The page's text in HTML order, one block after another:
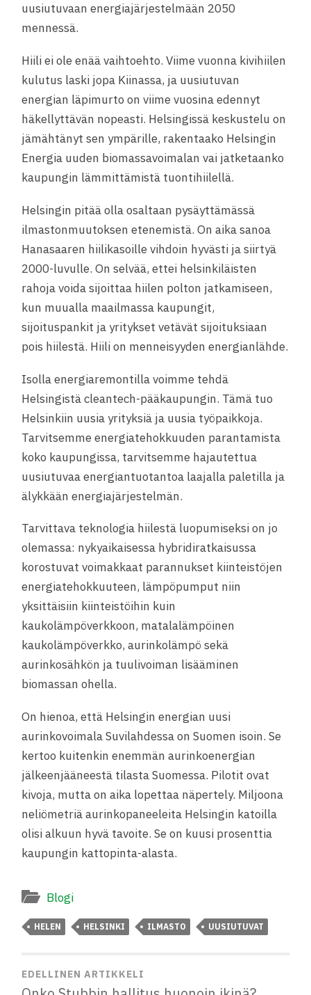
uusiutuvaan energiajärjestelmään 2050
mennessä.
Hiili ei ole enää vaihtoehto. Viime vuonna kivihiilen
kulutus laski jopa Kiinassa, ja uusiutuvan
energian läpimurto on viime vuosina edennyt
häkellyttävän nopeasti. Helsingissä keskustelu on
jämähtänyt sen ympärille, rakentaako Helsingin
Energia uuden biomassavoimalan vai jatketaanko
kaupungin lämmittämistä tuontihiilellä.
Helsingin pitää olla osaltaan pysäyttämässä
ilmastonmuutoksen etenemistä. On aika sanoa
Hanasaaren hiilikasoille vihdoin hyvästi ja siirtyä
2000-luvulle. On selvää, ettei helsinkiläisten
rahoja voida sijoittaa hiilen polton jatkamiseen,
kun muualla maailmassa kaupungit,
sijoituspankit ja yritykset vetävät sijoituksiaan
pois hiilestä. Hiili on menneisyyden energianlähde.
Isolla energiaremontilla voimme tehdä
Helsingistä cleantech-pääkaupungin. Tämä tuo
Helsinkiin uusia yrityksiä ja uusia työpaikkoja.
Tarvitsemme energiatehokkuuden parantamista
koko kaupungissa, tarvitsemme hajautettua
uusiutuvaa energiantuotantoa laajalla paletilla ja
älykkään energiajärjestelmän.
Tarvittava teknologia hiilestä luopumiseksi on jo
olemassa: nykyaikaisessa hybridiratkaisussa
korostuvat voimakkaat parannukset kiinteistöjen
energiatehokkuuteen, lämpöpumput niin
yksittäisiin kiinteistöihin kuin
kaukolämpöverkkoon, matalalämpöinen
kaukolämpöverkko, aurinkolämpö sekä
aurinkosähkön ja tuulivoiman lisääminen
biomassan ohella.
On hienoa, että Helsingin energian uusi
aurinkovoimala Suvilahdessa on Suomen isoin. Se
kertoo kuitenkin enemmän aurinkoenergian
jälkeenjääneestä tilasta Suomessa. Pilotit ovat
kivoja, mutta on aika lopettaa näpertely. Miljoona
neliömetriä aurinkopaneeleita Helsingin katoilla
olisi alkuun hyvä tavoite. Se on kuusi prosenttia
kaupungin kattopinta-alasta.
Blogi
HELEN HELSINKI ILMASTO UUSIUTUVAT
EDELLINEN ARTIKKELI